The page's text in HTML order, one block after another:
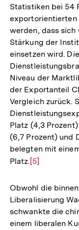
Statistiken bei 54
exportorientierten
werden, dass sich
Stärkung der
einsetzen wird.
Niveau der
der Exportanteil
Vergleich zurück.
Platz (4,3
(6,7 Prozent) und
belegten mit
Platz. Zur
der
Fußnote
[5]
Obwohl die
Liberalisierung
schwankte die
einem liberalen